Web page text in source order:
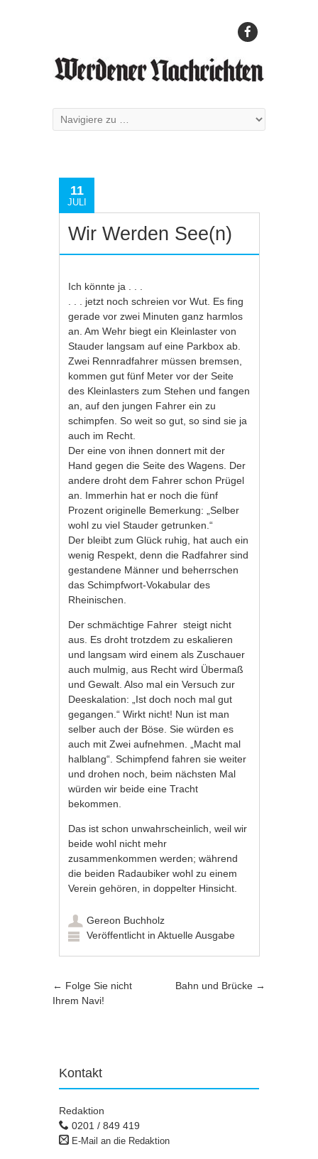
11
JULI
Wir Werden See(n)
Ich könnte ja . . .
. . . jetzt noch schreien vor Wut. Es fing
gerade vor zwei Minuten ganz harmlos
an. Am Wehr biegt ein Kleinlaster von
Stauder langsam auf eine Parkbox ab.
Zwei Rennradfahrer müssen bremsen,
kommen gut fünf Meter vor der Seite
des Kleinlasters zum Stehen und fangen
an, auf den jungen Fahrer ein zu
schimpfen. So weit so gut, so sind sie ja
auch im Recht.
Der eine von ihnen donnert mit der
Hand gegen die Seite des Wagens. Der
andere droht dem Fahrer schon Prügel
an. Immerhin hat er noch die fünf
Prozent originelle Bemerkung: „Selber
wohl zu viel Stauder getrunken.“
Der bleibt zum Glück ruhig, hat auch ein
wenig Respekt, denn die Radfahrer sind
gestandene Männer und beherrschen
das Schimpfwort-Vokabular des
Rheinischen.
Der schmächtige Fahrer steigt nicht
aus. Es droht trotzdem zu eskalieren
und langsam wird einem als Zuschauer
auch mulmig, aus Recht wird Übermaß
und Gewalt. Also mal ein Versuch zur
Deeskalation: „Ist doch noch mal gut
gegangen.“ Wirkt nicht! Nun ist man
selber auch der Böse. Sie würden es
auch mit Zwei aufnehmen. „Macht mal
halblang“. Schimpfend fahren sie weiter
und drohen noch, beim nächsten Mal
würden wir beide eine Tracht
bekommen.
Das ist schon unwahrscheinlich, weil wir
beide wohl nicht mehr
zusammenkommen werden; während
die beiden Radaubiker wohl zu einem
Verein gehören, in doppelter Hinsicht.
Gereon Buchholz
Veröffentlicht inAktuelle Ausgabe
Artikel-Navigation
← Folge Sie nicht
Ihrem Navi!
Bahn und Brücke →
Kontakt
Redaktion
0201 / 849 419
E-Mail an die Redaktion